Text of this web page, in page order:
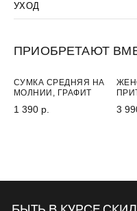
УХОД
ПРИОБРЕТАЮТ
-30%
СУМКА СРЕДНЯЯ НА
МОЛНИИ, ГРАФИТ
1 390 р. 3